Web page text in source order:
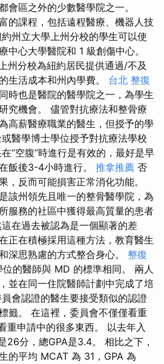
會區之外的少數醫學院之一。
的課程，包括遠程醫療、機器人技
州立大學上州分校的學生可以使
中心大學醫院和 1 級創傷中心。
州分校為紐約居民提供通過/不及
生活成本和州內學費。 台北 整復
時也是醫院的醫學院之一，為學生
究機會。 儘管對抗療法和整骨療
高薪醫療職業的醫生，但授予的學
醫學博士學位授予對抗療法學校
“空腹”時進行是有效的，最好是早
飯後3-4小時進行。 推拿推薦 否
，反而可能損害正常消化功能。
該州領先且唯一的整骨醫學院，為
服務的社區中獲得最高質量的患者
在過去被認為是一個顯著的差
正在積極採用這種方法，教育醫生
深思熟慮的方式整合身心。 整復
的醫師與 MD 的標準相同。 兩人
並在同一住院醫師計劃中完成了培
會認證的醫生要接受類似的認證
籤。 在這裡，委員會不僅僅看重
重申請中的很多東西。 以去年入
26分，總GPA是3.4。 相比之下，
的平均 MCAT 為 31，GPA 為